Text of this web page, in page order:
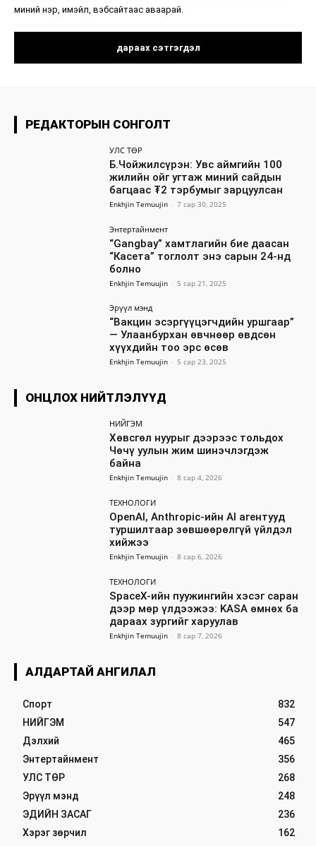
миний нэр, имэйл, вэбсайтаас аваарай.
РЕДАКТОРЫН СОНГОЛТ
УЛС ТӨР
Б.Чойжилсүрэн: Увс аймгийн 100
жилийн ойг угтаж миний сайдын
багцаас ₮2 тэрбумыг зарцуулсан
Enkhjin Temuujin - 7 сар 30, 2025
Энтертайнмент
“Gangbay” хамтлагийн бие даасан
“Касета” тоглолт энэ сарын 24-нд
болно
Enkhjin Temuujin - 5 сар 21, 2025
Эрүүл мэнд
“Вакцин эсэргүүцэгчдийн уршгаар”
— Улаанбурхан өвчнөөр өвдсөн
хүүхдийн тоо эрс өсөв
Enkhjin Temuujin - 5 сар 23, 2025
ОНЦЛОХ НИЙТЛЭЛҮҮД
НИЙГЭМ
Хөвсгөл нуурыг дээрээс тольдох
Чөчү уулын жим шинэчлэгдэж
байна
Enkhjin Temuujin - 8 сар 4, 2026
ТЕХНОЛОГИ
OpenAI, Anthropic-ийн AI агентууд
туршилтаар зөвшөөрөлгүй үйлдэл
хийжээ
Enkhjin Temuujin - 8 сар 6, 2026
ТЕХНОЛОГИ
SpaceX-ийн пуужингийн хэсэг саран
дээр мөр үлдээжээ: KASA өмнөх ба
дараах зургийг харуулав
Enkhjin Temuujin - 8 сар 7, 2026
АЛДАРТАЙ АНГИЛАЛ
Спорт
832
НИЙГЭМ
547
Дэлхий
465
Энтертайнмент
356
УЛС ТӨР
268
Эрүүл мэнд
248
ЭДИЙН ЗАСАГ
236
Хэрэг зөрчил
162